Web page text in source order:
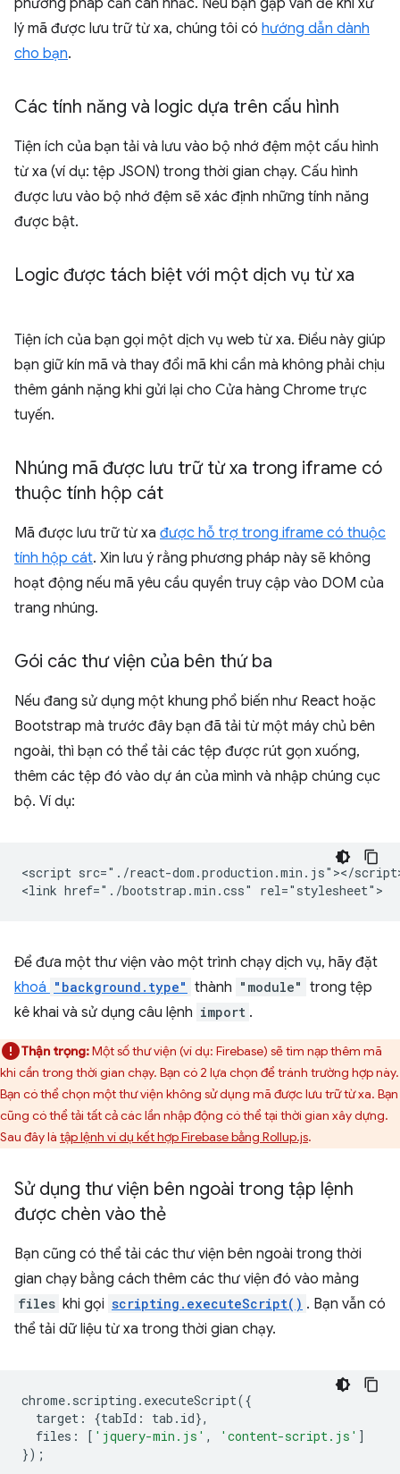
phương pháp cần cân nhắc. Nếu bạn gặp vấn đề khi xử
lý mã được lưu trữ từ xa, chúng tôi có hướng dẫn dành
cho bạn.
Các tính năng và logic dựa trên cấu hình
Tiện ích của bạn tải và lưu vào bộ nhớ đệm một cấu hình
từ xa (ví dụ: tệp JSON) trong thời gian chạy. Cấu hình
được lưu vào bộ nhớ đệm sẽ xác định những tính năng
được bật.
Logic được tách biệt với một dịch vụ từ xa
Tiện ích của bạn gọi một dịch vụ web từ xa. Điều này giúp
bạn giữ kín mã và thay đổi mã khi cần mà không phải chịu
thêm gánh nặng khi gửi lại cho Cửa hàng Chrome trực
tuyến.
Nhúng mã được lưu trữ từ xa trong iframe có
thuộc tính hộp cát
Mã được lưu trữ từ xa được hỗ trợ trong iframe có thuộc
tính hộp cát. Xin lưu ý rằng phương pháp này sẽ không
hoạt động nếu mã yêu cầu quyền truy cập vào DOM của
trang nhúng.
Gói các thư viện của bên thứ ba
Nếu đang sử dụng một khung phổ biến như React hoặc
Bootstrap mà trước đây bạn đã tải từ một máy chủ bên
ngoài, thì bạn có thể tải các tệp được rút gọn xuống,
thêm các tệp đó vào dự án của mình và nhập chúng cục
bộ. Ví dụ:
<script src="./react-dom.production.min.js"></
Để đưa một thư viện vào một trình chạy dịch vụ, hãy đặt
khoá "background.type" thành "module" trong tệp
kê khai và sử dụng câu lệnh import .
Thận trọng:Một số thư viện (ví dụ: Firebase) sẽ tìm nạp thêm mã
khi cần trong thời gian chạy. Bạn có 2 lựa chọn để tránh trường hợp này.
Bạn có thể chọn một thư viện không sử dụng mã được lưu trữ từ xa. Bạn
cũng có thể tải tất cả các lần nhập động có thể tại thời gian xây dựng.
Sau đây là tập lệnh ví dụ kết hợp Firebase bằng Rollup.js.
Sử dụng thư viện bên ngoài trong tập lệnh
được chèn vào thẻ
Bạn cũng có thể tải các thư viện bên ngoài trong thời
gian chạy bằng cách thêm các thư viện đó vào mảng
files khi gọi scripting.executeScript() . Bạn vẫn có
thể tải dữ liệu từ xa trong thời gian chạy.
chrome. scripting . executeScript({
target : {tabId : tab . id},
files : [ 'jquery-min.js' , 'content-script.js' ]
});